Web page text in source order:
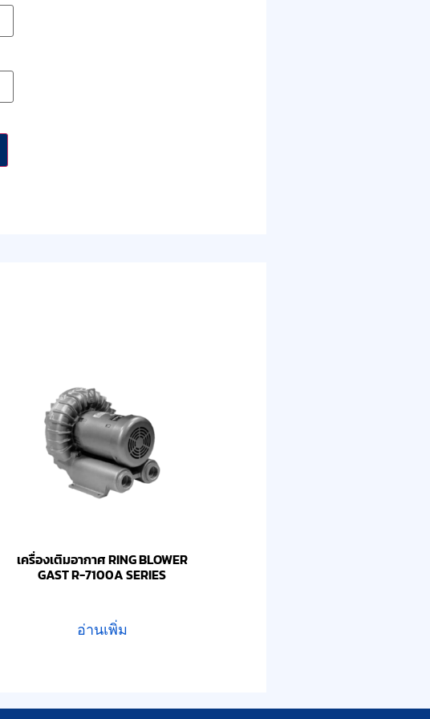
เครื่องเติมอากาศ RING BLOWER
GAST R-7100A SERIES
อ่านเพิ่ม